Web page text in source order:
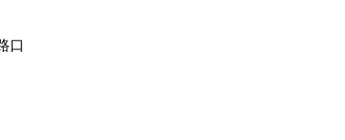
口